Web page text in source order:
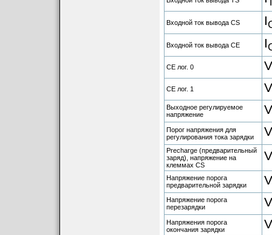
Входной ток вывода CS I
Входной ток вывода CE I
CE лог. 0 V
CE лог. 1 V
Выходное регулируемое
напряжение
V
Порог напряжения для
регулирования тока зарядки
V
Precharge (предварительный
заряд), напряжение на
клеммах CS
V
Напряжение порога
предварительной зарядки
V
Напряжение порога
перезарядки
V
Напряжения порога
окончания зарядки
V